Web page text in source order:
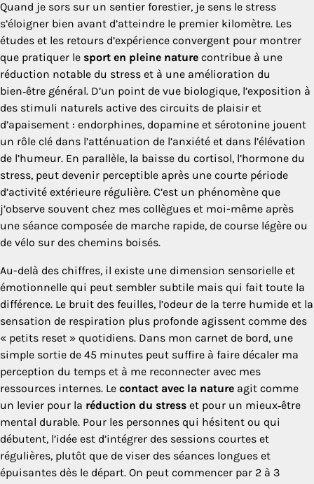
Quand je sors sur un sentier forestier, je sens le stress
s’éloigner bien avant d’atteindre le premier kilomètre. Les
études et les retours d’expérience convergent pour montrer
que pratiquer le sport en pleine nature contribue à une
réduction notable du stress et à une amélioration du
bien‑être général. D’un point de vue biologique, l’exposition à
des stimuli naturels active des circuits de plaisir et
d’apaisement : endorphines, dopamine et sérotonine jouent
un rôle clé dans l’atténuation de l’anxiété et dans l’élévation
de l’humeur. En parallèle, la baisse du cortisol, l’hormone du
stress, peut devenir perceptible après une courte période
d’activité extérieure régulière. C’est un phénomène que
j’observe souvent chez mes collègues et moi-même après
une séance composée de marche rapide, de course légère ou
de vélo sur des chemins boisés.
Au-delà des chiffres, il existe une dimension sensorielle et
émotionnelle qui peut sembler subtile mais qui fait toute la
différence. Le bruit des feuilles, l’odeur de la terre humide et la
sensation de respiration plus profonde agissent comme des
« petits reset » quotidiens. Dans mon carnet de bord, une
simple sortie de 45 minutes peut suffire à faire décaler ma
perception du temps et à me reconnecter avec mes
ressources internes. Le contact avec la nature agit comme
un levier pour la réduction du stress et pour un mieux‑être
mental durable. Pour les personnes qui hésitent ou qui
débutent, l’idée est d’intégrer des sessions courtes et
régulières, plutôt que de viser des séances longues et
épuisantes dès le départ. On peut commencer par 2 à 3